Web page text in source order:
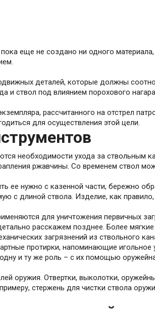
еще не создано ни одного
деталей, которые должны
ствол под влиянием порохового
рассчитанного на отстрел
для осуществления этой цели.
необходимости ухода за ствольным
ржавчины. Со временем ствол
ее нужно с казенной части, бережно
с длиной ствола. Изделие, как
для уничтожения первичных
расскажем позднее. Более
загрязнений из ствольного
протирки, напоминающие игольное
и ту же роль – с их помощью
оружия. Отвертки, выколотки,
стержень для чистки ствола